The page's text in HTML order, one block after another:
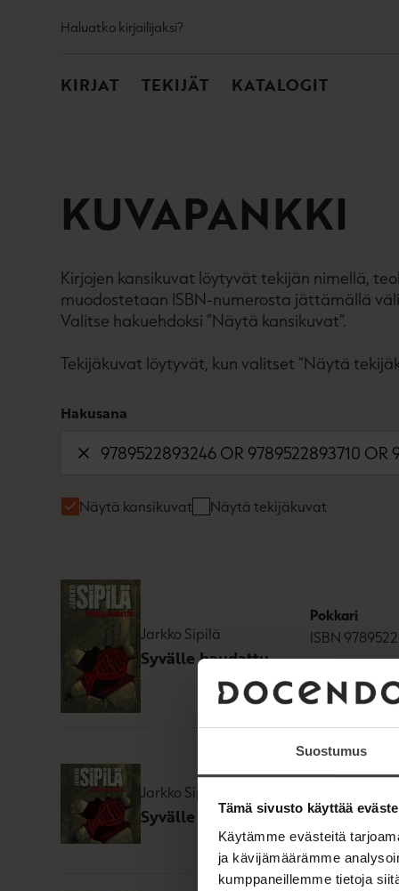
Suostumus
Tämä sivusto käyttää
Käytämme evästeitä
ja kävijämäärämme
kumppaneillemme tietoja
sisältöönTOISSIJAINEN
Haluatko kirjailijaksi?
PÄÄVALIKKO
KIRJAT TEKIJÄT KATALOGIT
KUVAPANKKI
Kirjojen kansikuvat löytyvät tekijän nimellä,
muodostetaan ISBN-numerosta jättämällä
Valitse hakuehdoksi ”Näytä kansikuvat”.
Tekijäkuvat löytyvät, kun valitset ”Näytä
Hakusana
Näytä kansikuvat Näytä tekijäkuvat
Jarkko Sipilä
Syvälle haudattu
Pokkari
ISBN
823x 1365px
Jarkko Sipilä
Syvälle haudattu
Äänikirja
800x800px